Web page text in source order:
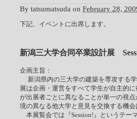
By tatsumatsuda on February 28,
下記、イベントに出席します。
新潟三大学合同卒業設計展
企画主旨：
新潟県内の三大学の建築を専攻する
展は企画・運営をすべて学生が自主的
が出展者ごとに異なることが単一の視
境の異なる他大学と意見を交換する機会
本展覧会では『Session!』というテー